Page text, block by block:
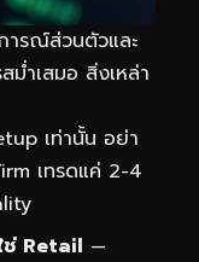
ารณ์ส่วนตัวและ
ม่ำเสมอ สิ่งเหล่า
เท่านั้น อย่า
เทรดแค่ 2-4
ช่ Retail —